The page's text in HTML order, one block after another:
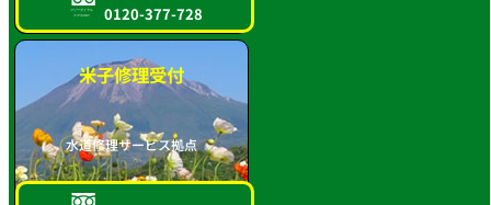
フリーダイヤル
スマホOK!! 0120-377-728
米子修理受付
水道修理サービス拠点